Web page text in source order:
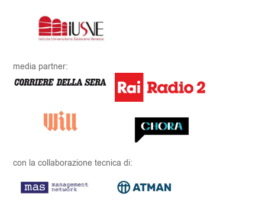
media partner:
con la collaborazione tecnica di: